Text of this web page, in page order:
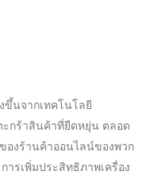
ขึ้นจากเทคโนโลยี
กร้าสินค้าที่ยืดหยุ่น ตลอด
งร้านค้าออนไลน์ของพวก
ารเพิ่มประสิทธิภาพเครื่อง